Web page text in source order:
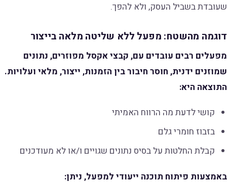
שעובדת בשביל העסק, ולא להפך.
דוגמה מהשטח: מפעל ללא שליטה מלאה בייצור
מפעלים רבים עובדים עם, קבצי אקסל מפוזרים, נתונים
שמוזנים ידנית, חוסר חיבור בין הזמנות, ייצור, מלאי ועלויות.
התוצאה היא:
קושי לדעת מה הרווח האמיתי
בזבוז חומרי גלם
קבלת החלטות על בסיס נתונים שגויים ו/או לא מעודכנים
באמצעות פיתוח תוכנה ייעודי למפעל, ניתן: